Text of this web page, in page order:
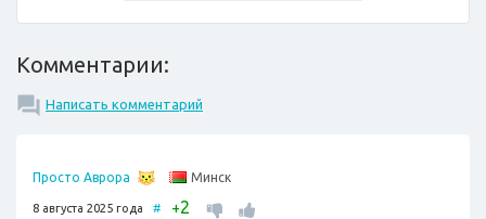
Комментарии:
Написать комментарий
Просто Аврора Минск
8 августа 2025 года # +2